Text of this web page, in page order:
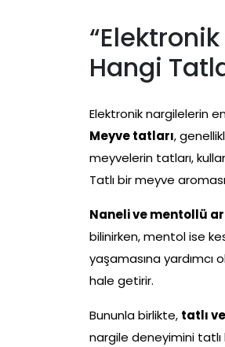
Hangi
Elektronik nargilelerin
Meyve tatları,
meyvelerin tatları,
Tatlı bir meyve
Naneli ve mentollü
bilinirken, mentol ise
yaşamasına
hale getirir.
Bununla birlikte, tatlı
nargile deneyimini